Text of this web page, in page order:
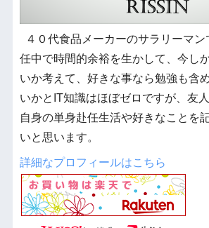
４０代食品メーカーのサラリーマ
任中で時間的余裕を生かして、今し
いか考えて、好きな事なら勉強も含
いかとIT知識はほぼゼロですが、友
自身の単身赴任生活や好きなことを
いと思います。
詳細なプロフィールはこちら